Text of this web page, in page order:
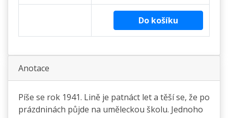
Do košíku
Anotace
Píše se rok 1941. Lině je patnáct let a těší se, že po
prázdninách půjde na uměleckou školu. Jednoho